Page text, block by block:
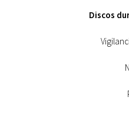
Discos